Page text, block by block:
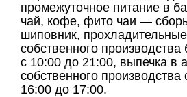
промежуточное питание в
чай, кофе, фито чаи —
шиповник,
собственного производства
с 10:00 до 21:00, выпечка в
собственного
16:00 до 17:00.